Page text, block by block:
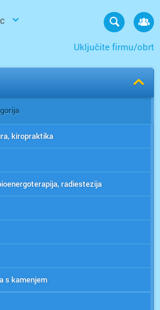
Uključite firmu/obrt
kiropraktika
radiestezija
s kamenjem